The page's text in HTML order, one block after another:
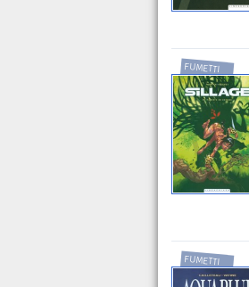
FUMETTI
FUMETTI